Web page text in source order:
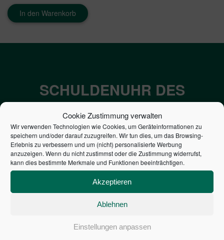
Cookie Zustimmung verwalten
Wir verwenden Technologien wie Cookies, um Geräteinformationen zu
speichern und/oder darauf zuzugreifen. Wir tun dies, um das Browsing-
Erlebnis zu verbessern und um (nicht) personalisierte Werbung
anzuzeigen. Wenn du nicht zustimmst oder die Zustimmung widerrufst,
kann dies bestimmte Merkmale und Funktionen beeinträchtigen.
Akzeptieren
Ablehnen
Einstellungen anpassen
In den Warenkorb
SCHULDENUHR DES
BUNDES DER
STEUERZAHLER
7,052€
PRO SEKUNDE
1,601€